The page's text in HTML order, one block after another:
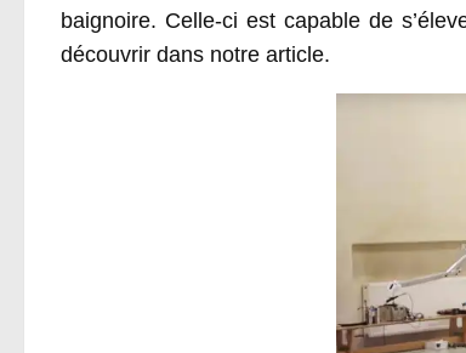
baignoire. Celle-ci est capable de
découvrir dans notre article.